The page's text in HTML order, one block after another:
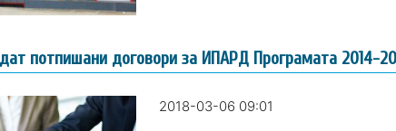
потпишани договори за ИПАРД Програмата 2014-
2018-03-06 09:01